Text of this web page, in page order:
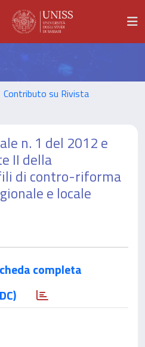
Contributo su Rivista
n. 1 del 2012 e
II della
di contro-riforma
e locale
completa